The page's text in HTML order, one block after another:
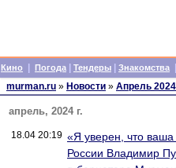
Кино Погода Тендеры Знакомства
murman.ru » Новости » Апрель 2024
апрель, 2024 г.
18.04 20:19 «Я уверен, что ваша
России Владимир